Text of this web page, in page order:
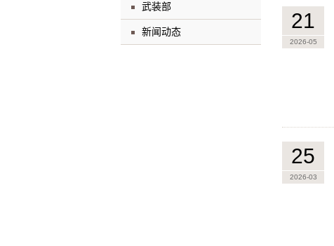
武装部
新闻动态 21
2026-05
25
2026-03